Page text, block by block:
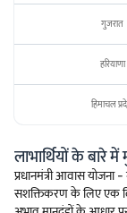
गुजरात
हरियाणा
हिमाचल
लाभार्थियों के बारे
प्रधानमंत्री आवास योजना
सशक्तिकरण के लिए एक